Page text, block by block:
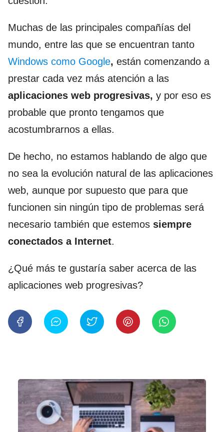
Muchas de las principales compañías del
mundo, entre las que se encuentran tanto
Windows como Google, están comenzando a
prestar cada vez más atención a las
aplicaciones web progresivas, y por eso es
probable que pronto tengamos que
acostumbrarnos a ellas.
De hecho, no estamos hablando de algo que
no sea la evolución natural de las aplicaciones
web, aunque por supuesto que para que
funcionen sin ningún tipo de problemas será
necesario también que estemos siempre
conectados a Internet.
¿Qué más te gustaría saber acerca de las
aplicaciones web progresivas?